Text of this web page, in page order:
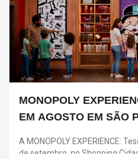
MONOPOLY
EM AGOSTO EM SÃO
A MONOPOLY EXPERIENCE:
de setembro, no Shopping